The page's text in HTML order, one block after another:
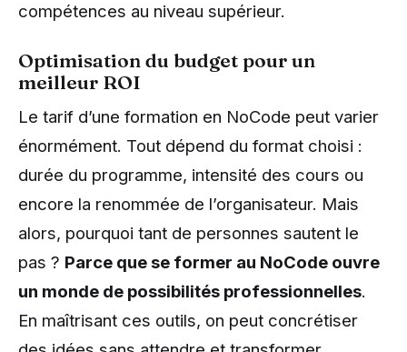
compétences au niveau supérieur.
Optimisation du budget pour un
meilleur ROI
Le tarif d’une formation en NoCode peut varier
énormément. Tout dépend du format choisi :
durée du programme, intensité des cours ou
encore la renommée de l’organisateur. Mais
alors, pourquoi tant de personnes sautent le
pas ? Parce que se former au NoCode ouvre
un monde de possibilités professionnelles.
En maîtrisant ces outils, on peut concrétiser